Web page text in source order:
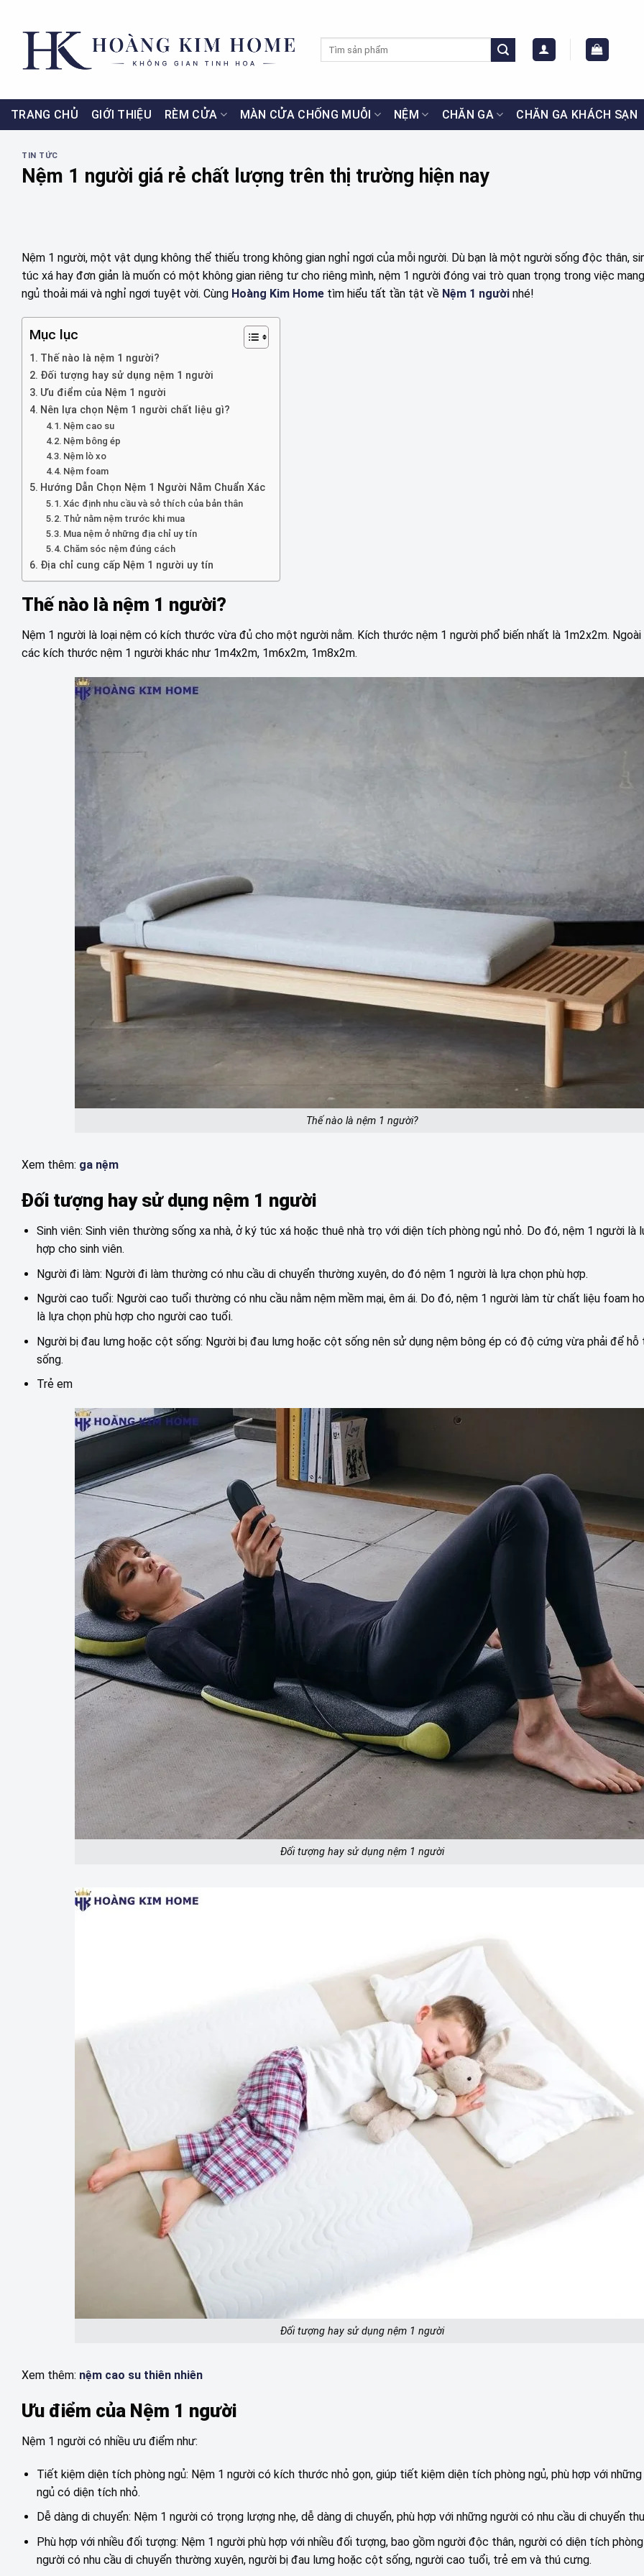
TRANG CHỦ GIỚI THIỆU RÈM CỬA MÀN CỬA CHỐNG MUỖI NỆM CHĂN GA CHĂN GA KHÁCH SẠN
TIN TỨC
Nệm 1 người giá rẻ chất lượng trên thị trường hiện nay
Nệm 1 người, một vật dụng không thể thiếu trong không gian nghỉ ngơi của mỗi người. Dù bạn là một người sống độc thân,
túc xá hay đơn giản là muốn có một không gian riêng tư cho riêng mình, nệm 1 người đóng vai trò quan trọng trong việc
ngủ thoải mái và nghỉ ngơi tuyệt vời. Cùng Hoàng Kim Home tìm hiểu tất tần tật về Nệm 1 người nhé!
Mục lục
Thế nào là nệm 1 người?
Đối tượng hay sử dụng nệm 1 người
Ưu điểm của Nệm 1 người
Nên lựa chọn Nệm 1 người chất liệu gì?
Nệm cao su
Nệm bông ép
Nệm lò xo
Nệm foam
Hướng Dẫn Chọn Nệm 1 Người Nằm Chuẩn Xác
Xác định nhu cầu và sở thích của bản thân
Thử nằm nệm trước khi mua
Mua nệm ở những địa chỉ uy tín
Chăm sóc nệm đúng cách
Địa chỉ cung cấp Nệm 1 người uy tín
Thế nào là nệm 1 người?
Nệm 1 người là loại nệm có kích thước vừa đủ cho một người nằm. Kích thước nệm 1 người phổ biến nhất là 1m2x2m. Ngoài
các kích thước nệm 1 người khác như 1m4x2m, 1m6x2m, 1m8x2m.
Thế nào là nệm 1 người?
Xem thêm: ga nệm
Đối tượng hay sử dụng nệm 1 người
Sinh viên: Sinh viên thường sống xa nhà, ở ký túc xá hoặc thuê nhà trọ với diện tích phòng ngủ nhỏ. Do đó, nệm 1 người là
hợp cho sinh viên.
Người đi làm: Người đi làm thường có nhu cầu di chuyển thường xuyên, do đó nệm 1 người là lựa chọn phù hợp.
Người cao tuổi: Người cao tuổi thường có nhu cầu nằm nệm mềm mại, êm ái. Do đó, nệm 1 người làm từ chất liệu foam
là lựa chọn phù hợp cho người cao tuổi.
Người bị đau lưng hoặc cột sống: Người bị đau lưng hoặc cột sống nên sử dụng nệm bông ép có độ cứng vừa phải để
sống.
Trẻ em
Đối tượng hay sử dụng nệm 1 người
Đối tượng hay sử dụng nệm 1 người
Xem thêm: nệm cao su thiên nhiên
Ưu điểm của Nệm 1 người
Nệm 1 người có nhiều ưu điểm như:
Tiết kiệm diện tích phòng ngủ: Nệm 1 người có kích thước nhỏ gọn, giúp tiết kiệm diện tích phòng ngủ, phù hợp với những
ngủ có diện tích nhỏ.
Dễ dàng di chuyển: Nệm 1 người có trọng lượng nhẹ, dễ dàng di chuyển, phù hợp với những người có nhu cầu di chuyển
Phù hợp với nhiều đối tượng: Nệm 1 người phù hợp với nhiều đối tượng, bao gồm người độc thân, người có diện tích phòng
người có nhu cầu di chuyển thường xuyên, người bị đau lưng hoặc cột sống, người cao tuổi, trẻ em và thú cưng.